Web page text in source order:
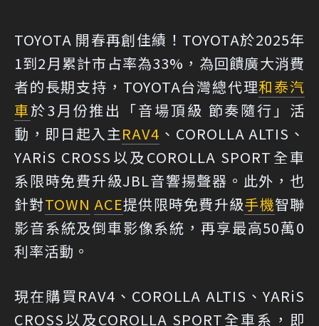
TOYOTA 開春再創佳績！TOYOTA於2025年
1到2月累計市占率為33%，為回饋廣大消費
者的長期支持，TOYOTA台灣總代理和泰汽
車於3月份推出「音場頂級 節奏隨行」活
動，即日起入主RAV4 、COROLLA ALTIS、
YARiS CROSS以及COROLLA SPORT全車
系限時免費升級JBL音響揚聲器。此外，也
針對TOWN ACE提供限時免費升級手機智聯
影音系統及倒車影像系統，再享最高50萬0
利率活動。
現在購買RAV4、COROLLA ALTIS、YARiS
CROSS以及COROLLA SPORT全車系，即